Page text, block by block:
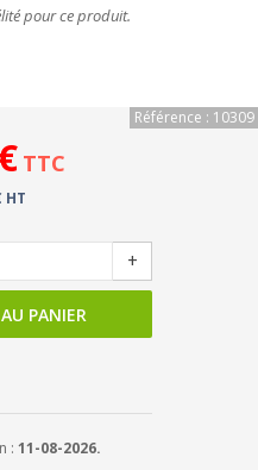
pour ce produit.
Référence : 10309
TTC
HT
+
PANIER
: 11-08-2026.